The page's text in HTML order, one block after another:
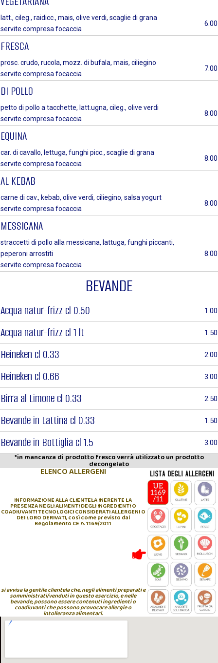
latt., cileg., raidicc., mais, olive verdi, scaglie di grana
servite compresa focaccia
6.00
FRESCA
prosc. crudo, rucola, mozz. di bufala, mais, ciliegino
servite compresa focaccia
7.00
DI POLLO
petto di pollo a tacchette, latt.ugna, cileg., olive verdi
servite compresa focaccia
8.00
EQUINA
car. di cavallo, lettuga, funghi picc., scaglie di grana
servite compresa focaccia
8.00
AL KEBAB
carne di cav., kebab, olive verdi, ciliegino, salsa yogurt
servite compresa focaccia
8.00
MESSICANA
straccetti di pollo alla messicana, lattuga, funghi piccanti,
peperoni arrostiti
servite compresa focaccia
8.00
BEVANDE
Acqua natur-frizz cl 0.50 1.00
Acqua natur-frizz cl 1 lt 1.50
Heineken cl 0.33 2.00
Heineken cl 0.66 3.00
Birra al Limone cl 0.33 2.50
Bevande in Lattina cl 0.33 1.50
Bevande in Bottiglia cl 1.5 3.00
*in mancanza di prodotto fresco verrà utilizzato un prodotto
decongelato
ELENCO ALLERGENI
INFORMAZIONE ALLA CLIENTELA INERENTE LA
PRESENZA NEGLI ALIMENTI DEGLI INGREDIENTI O
COADIUVANTI TECNOLOGICI CONSIDERATI ALLERGENI O
DEI LORO DERIVATI, così come previsto dal
Regolamento CE n. 1169/2011
si avvisa la gentile clientela che, negli alimenti preparati e
somministrati/venduti in questo esercizio, e nelle
bevande, possono essere contenuti ingredienti o
coadiuvanti che possono provocare allergie o
intolleranza alimentari.